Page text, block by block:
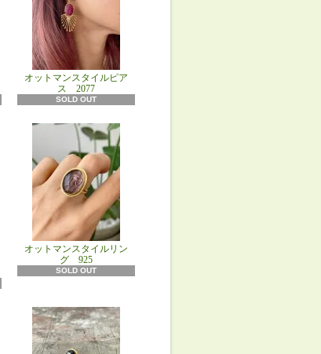
オットマンスタイルピア
ス 2077
SOLD OUT
オットマンスタイルリン
グ 925
SOLD OUT